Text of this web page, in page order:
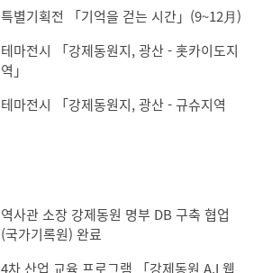
특별기획전 「기억을 걷는 시간」(9~12月)
테마전시 「강제동원지, 광산 - 홋카이도지
역」
테마전시 「강제동원지, 광산 - 규슈지역
역사관 소장 강제동원 명부 DB 구축 협업
(국가기록원) 완료
4차 산업 교육 프로그램 「강제동원 A.I 웹